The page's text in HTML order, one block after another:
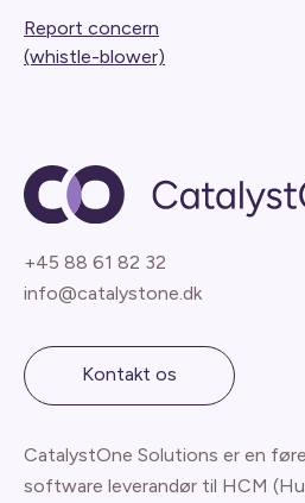
Report concern
(whistle-blower)
+45 88 61 82 32
info@catalystone.dk
Kontakt os
CatalystOne Solutions er en
software leverandør til HCM